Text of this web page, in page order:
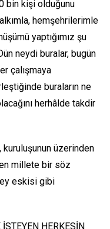
bin kişi olduğunu
hemşehrilerimle
yaptığımız şu
neydi buralar, bugün
çalışmaya
buraların ne
herhâlde takdir
kuruluşunun üzerinden
millete bir söz
eskisi gibi
HERKESİN